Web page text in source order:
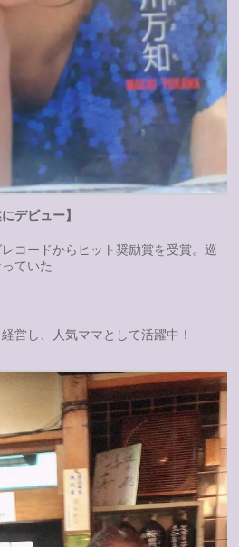
デビュー】
コードからヒット奨励賞を受賞。巡
ていた
営し、人気ママとして活躍中！